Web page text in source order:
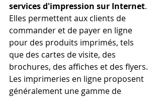
services d'impression sur Internet.
Elles permettent aux clients de
commander et de payer en ligne
pour des produits imprimés, tels
que des cartes de visite, des
brochures, des affiches et des flyers.
Les imprimeries en ligne proposent
généralement une gamme de